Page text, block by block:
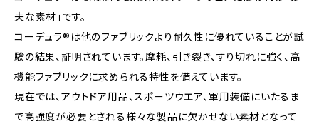
夫な素材｣です。
コーデュラ®は他のファブリックより耐久性に優れていることが試
験の結果、証明されています。摩耗、引き裂き、すり切れに強く、高
機能ファブリックに求められる特性を備えています。
現在では、アウトドア用品、スポーツウエア、軍用装備にいたるま
で高強度が必要とされる様々な製品に欠かせない素材となって